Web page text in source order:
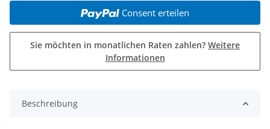
Consent erteilen
Sie möchten in monatlichen Raten zahlen? Weitere
Informationen
Beschreibung